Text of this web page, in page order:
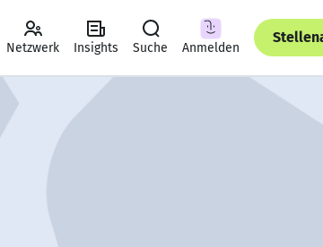
Netzwerk Insights Suche Anmelden